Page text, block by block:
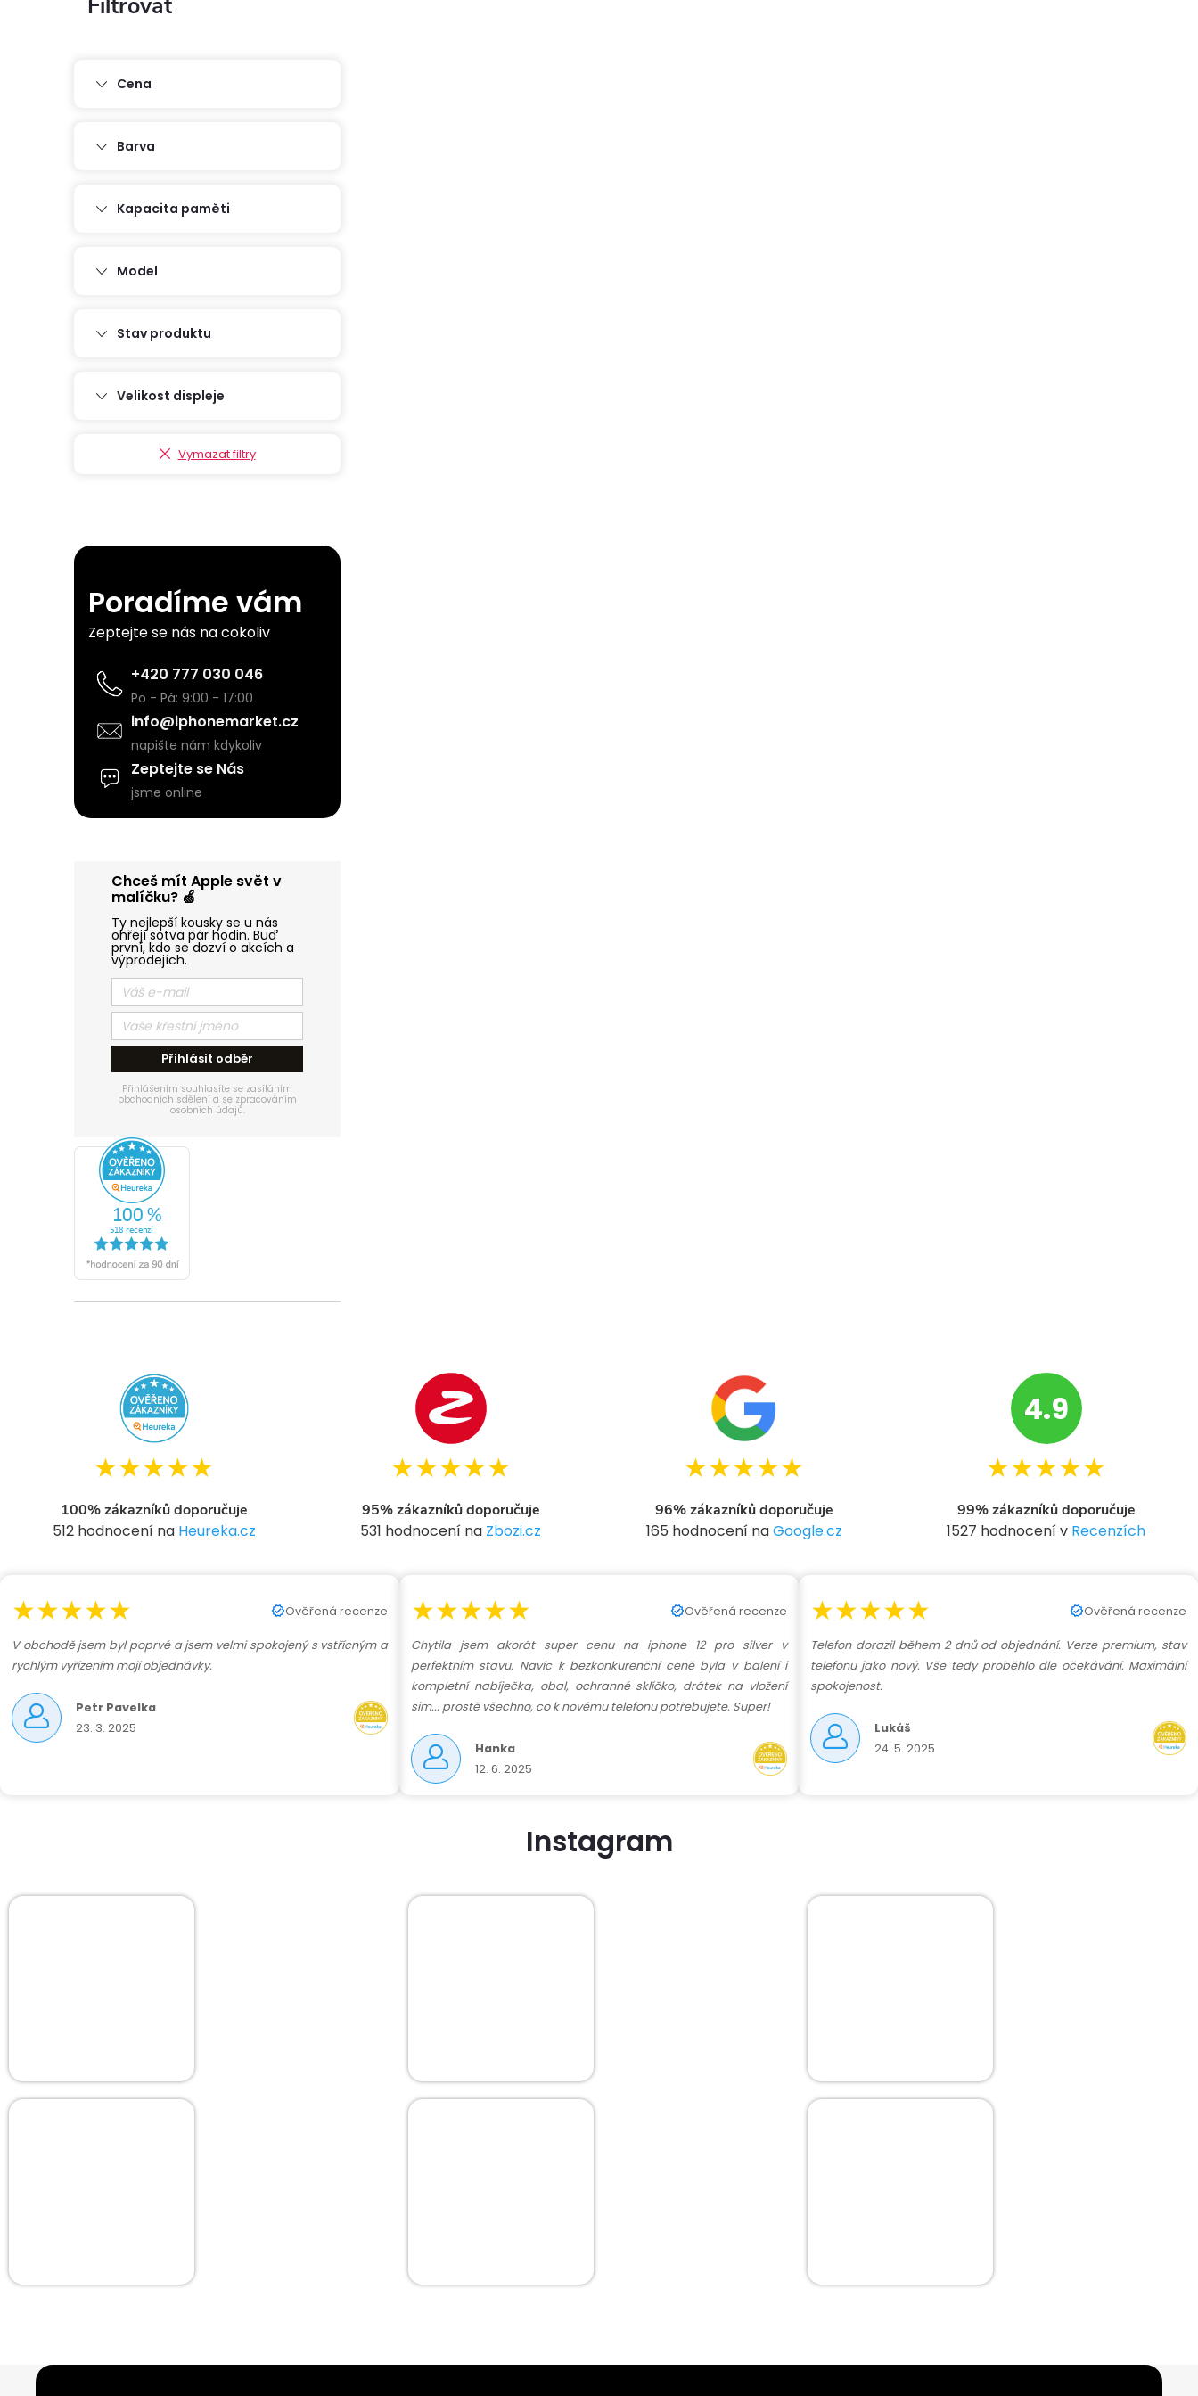
p
e
Cena
Barva
Kapacita paměti
Model
Stav produktu
Velikost displeje
Vymazat filtry
Poradíme vám
Zeptejte se nás na cokoliv
+420 777 030 046
Po - Pá: 9:00 - 17:00
info@iphonemarket.cz
napište nám kdykoliv
Zeptejte se Nás
jsme online
Chceš mít Apple svět v
malíčku? 🍏
Ty nejlepší kousky se u nás
ohřejí sotva pár hodin. Buď
první, kdo se dozví o akcích a
výprodejích.
Přihlásit odběr
Přihlášením souhlasíte se zasíláním
obchodních sdělení a se zpracováním
osobních údajů.
★★★★★
100% zákazníků doporučuje
512 hodnocení na Heureka.cz
★★★★★
95% zákazníků doporučuje
531 hodnocení na Zbozi.cz
★★★★★
96% zákazníků doporučuje
165 hodnocení naGoogle.cz
4.9
★★★★★
99% zákazníků doporučuje
1527 hodnocení v Recenzích
★★★★★ Ověřená recenze
V obchodě jsem byl poprvé a jsem velmi spokojený s vstřícným a
rychlým vyřízením mojí objednávky.
Petr Pavelka
23. 3. 2025
★★★★★ Ověřená recenze
Chytila jsem akorát super cenu na iphone 12 pro silver v
perfektním stavu. Navíc k bezkonkurenční ceně byla v balení i
kompletní nabíječka, obal, ochranné sklíčko, drátek na vložení
sim... prostě všechno, co k novému telefonu potřebujete. Super!
Hanka
12. 6. 2025
★★★★★ Ověřená recenze
Telefon dorazil během 2 dnů od objednání. Verze premium, stav
telefonu jako nový. Vše tedy proběhlo dle očekávání. Maximální
spokojenost.
Lukáš
24. 5. 2025
Instagram